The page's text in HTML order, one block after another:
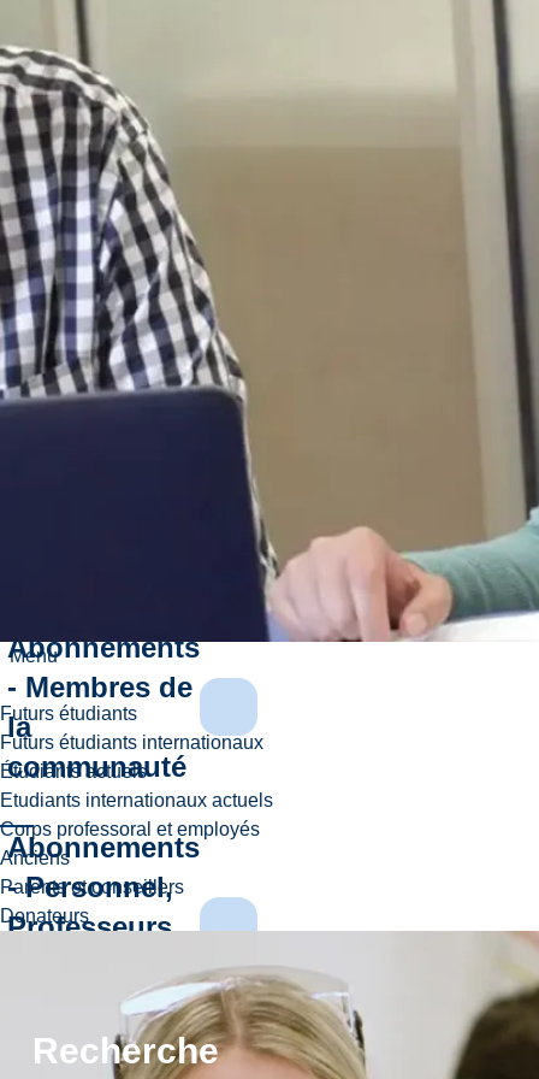
Menu
Futurs étudiants
Futurs étudiants internationaux
Étudiants actuels
Etudiants internationaux actuels
Corps professoral et employés
Anciens
Parents et conseillers
Donateurs
Recherche
journaliers
Cartes à
poinçons
de dix
entrées
Abonnements
– Étudiants
de premier
cycle et des
Abonnements
- Membres de
la
communauté
Abonnements
- Personnel,
Professeurs